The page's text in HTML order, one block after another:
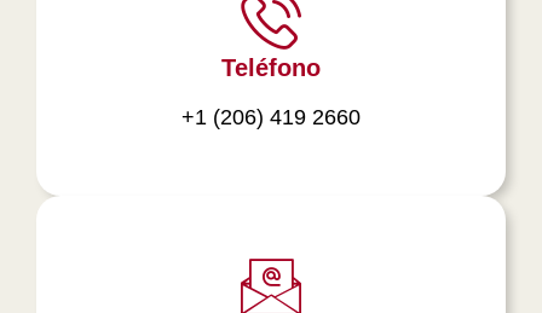
Teléfono
+1 (206) 419 2660